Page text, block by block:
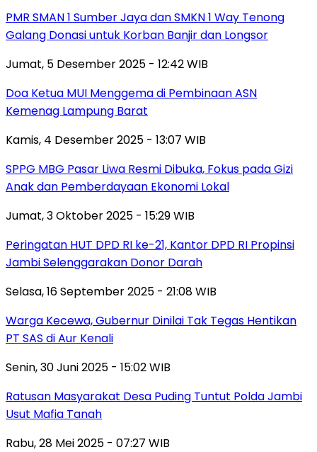
PMR SMAN 1 Sumber Jaya dan SMKN 1 Way Tenong
Galang Donasi untuk Korban Banjir dan Longsor
Jumat, 5 Desember 2025 - 12:42 WIB
Doa Ketua MUI Menggema di Pembinaan ASN
Kemenag Lampung Barat
Kamis, 4 Desember 2025 - 13:07 WIB
SPPG MBG Pasar Liwa Resmi Dibuka, Fokus pada Gizi
Anak dan Pemberdayaan Ekonomi Lokal
Jumat, 3 Oktober 2025 - 15:29 WIB
Peringatan HUT DPD RI ke-21, Kantor DPD RI Propinsi
Jambi Selenggarakan Donor Darah
Selasa, 16 September 2025 - 21:08 WIB
Warga Kecewa, Gubernur Dinilai Tak Tegas Hentikan
PT SAS di Aur Kenali
Senin, 30 Juni 2025 - 15:02 WIB
Ratusan Masyarakat Desa Puding Tuntut Polda Jambi
Usut Mafia Tanah
Rabu, 28 Mei 2025 - 07:27 WIB